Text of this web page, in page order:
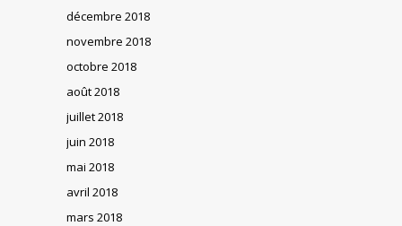
décembre 2018
novembre 2018
octobre 2018
août 2018
juillet 2018
juin 2018
mai 2018
avril 2018
mars 2018